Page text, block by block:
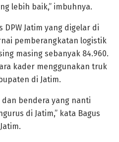
lebih baik,” imbuhnya.
DPW Jatim yang digelar di
pemberangkatan logistik
masing sebanyak 84.960.
kader menggunakan truk
di Jatim.
dan bendera yang nanti
di Jatim,” kata Bagus